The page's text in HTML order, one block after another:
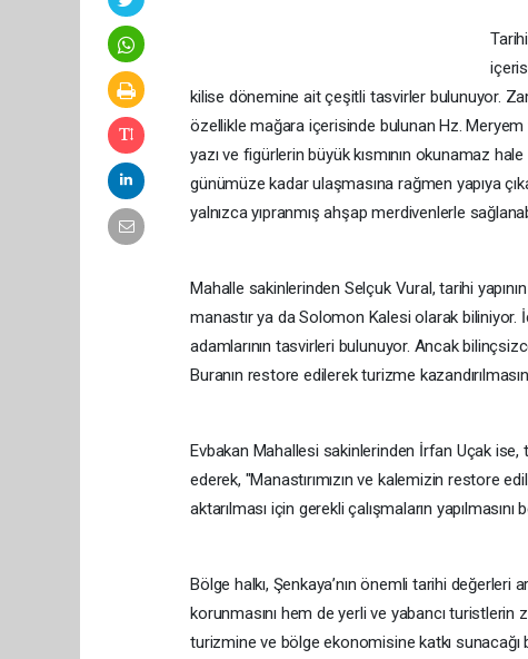
kilise dönemine ait çeşitli tasvirler bulunuyor.
özellikle mağara içerisinde bulunan Hz.
yazı ve figürlerin büyük kısmının okunamaz
günümüze kadar ulaşmasına rağmen yapıya
yalnızca yıpranmış ahşap merdivenlerle
Mahalle sakinlerinden Selçuk Vural, tarihi
manastır ya da Solomon Kalesi olarak biliniyor.
adamlarının tasvirleri bulunuyor. Ancak
Buranın restore edilerek turizme
Evbakan Mahallesi sakinlerinden İrfan Uçak ise,
ederek, "Manastırımızın ve kalemizin restore
aktarılması için gerekli çalışmaların
Bölge halkı, Şenkaya’nın önemli tarihi
korunmasını hem de yerli ve yabancı turistlerin
turizmine ve bölge ekonomisine katkı sunacağı